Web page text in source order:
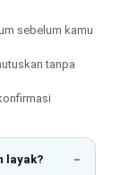
sebelum kamu
tanpa
layak?